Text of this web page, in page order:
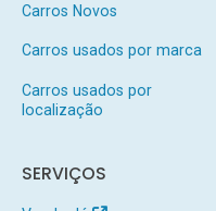
Carros Novos
Carros usados por marca
Carros usados por
localização
SERVIÇOS